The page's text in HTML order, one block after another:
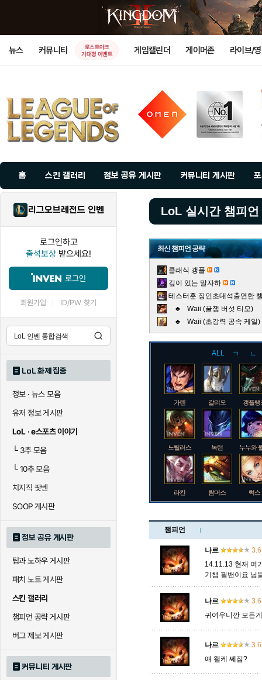
뉴스 커뮤니티
로스트아크
기대평 이벤트
게임캘린더 게이머존 라이브/
홈 스킨 갤러리 정보 공유 게시판 커뮤니티 게시판
리그오브레전드 인벤
로그인하고
출석보상 받으세요!
로그인
회원가입 ID/PW 찾기
LoL 화제 집중
정보 · 뉴스 모음
유저 정보 게시판
LoL · e스포츠 이야기
└3추 모음
└10추 모음
치지직 팟벤
SOOP 게시판
정보 공유 게시판
팁과 노하우 게시판
패치 노트 게시판
스킨 갤러리
챔피언 공략 게시판
버그 제보 게시판
커뮤니티 게시판
LoL 실시간 챔피언
최신 챔피언 공략
클래식 갱플
깊이 있는 말자하
테스터훈 장인초대석출연한
♣ Waii (꿀잼 버섯 티모)
♣ Waii (초강력 공속 케
ALL ㄱ ㄴ
가렌 갈리오 갱플랭
노틸러스 녹턴 누누와
라칸 람머스 럭스
블라디미르 블리츠크랭크 비에
챔피언
나르
3.6
14.11.13 현재 여
기챔 필밴이요 님
나르
3.6
귀여우니깐 모든
나르
3.6
얘 왤케 쎄짐?